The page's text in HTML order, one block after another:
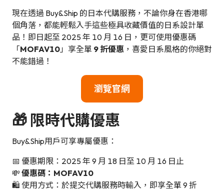
現在透過 Buy&Ship 的日本代購服務，不論你身在香港哪
個角落，都能輕鬆入手這些極具收藏價值的日系設計單
品！即日起至 2025 年 10 月 16 日，更可使用優惠碼
「MOFAV10」享全單 9 折優惠 ，喜愛日系風格的你絕對
不能錯過！
瀏覽官網
🎁 限時代購優惠
Buy&Ship用戶可享專屬優惠：
📅 優惠期限：2025 年 9 月 18 日至 10 月 16 日止
💸 優惠碼：MOFAV10
🛍️ 使用方式：於提交代購服務時輸入，即享全單 9 折